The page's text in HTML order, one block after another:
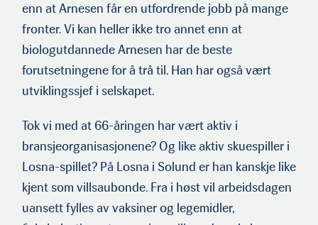
enn at Arnesen får en utfordrende jobb på mange
fronter. Vi kan heller ikke tro annet enn at
biologutdannede Arnesen har de beste
forutsetningene for å trå til. Han har også vært
utviklingssjef i selskapet.
Tok vi med at 66-åringen har vært aktiv i
bransjeorganisasjonene? Og like aktiv skuespiller i
Losna-spillet? På Losna i Solund er han kanskje like
kjent som villsaubonde. Fra i høst vil arbeidsdagen
uansett fylles av vaksiner og legemidler,